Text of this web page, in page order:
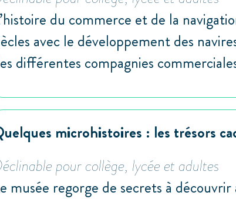
du commerce et de la
avec le développement des
différentes compagnies
microhistoires : les trésors
pour collège, lycée et adultes
musée regorge de secrets à